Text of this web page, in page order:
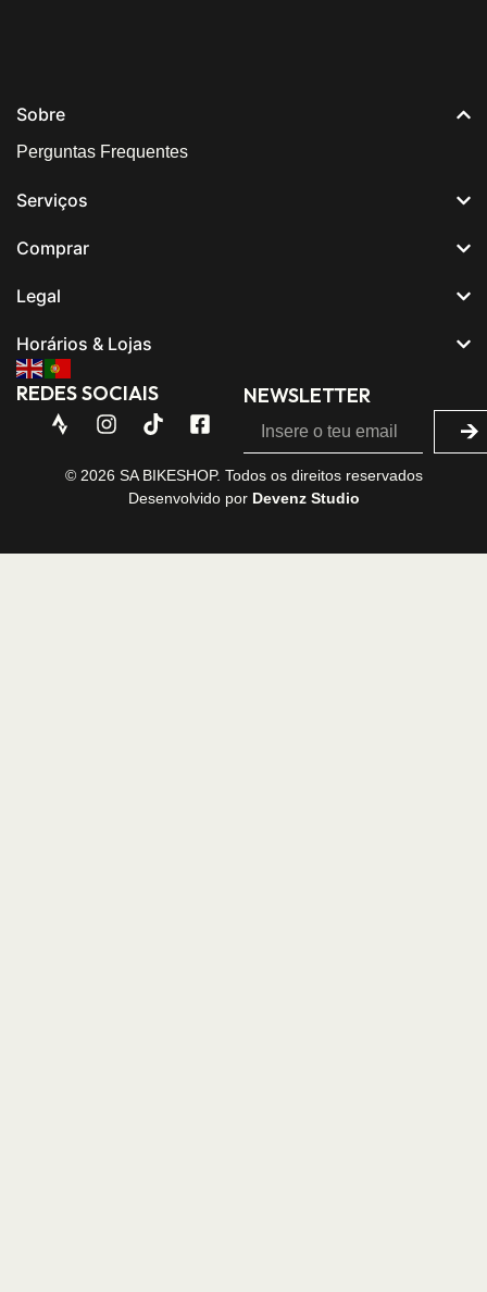
Sobre
Perguntas Frequentes
Serviços
Comprar
Legal
Horários & Lojas
REDES SOCIAIS NEWSLETTER
© 2026 SA BIKESHOP. Todos os direitos reservados
Desenvolvido por Devenz Studio